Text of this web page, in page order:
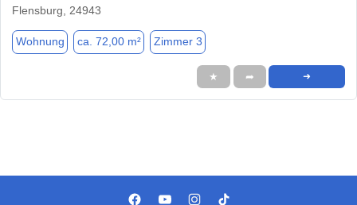
Flensburg, 24943
Wohnung ca. 72,00 m² Zimmer 3
★ ➦ ➜